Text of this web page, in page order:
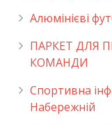
Алюмінієві
ПАРКЕТ ДЛЯ
КОМАНДИ
Спортивна
Набережній